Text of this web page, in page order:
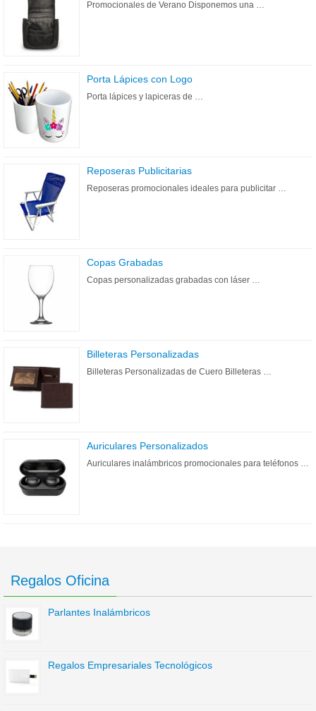
Promocionales de Verano Disponemos una …
Porta Lápices con Logo
Porta lápices y lapiceras de …
Reposeras Publicitarias
Reposeras promocionales ideales para publicitar …
Copas Grabadas
Copas personalizadas grabadas con láser …
Billeteras Personalizadas
Billeteras Personalizadas de Cuero Billeteras …
Auriculares Personalizados
Auriculares inalámbricos promocionales para teléfonos …
Regalos Oficina
Parlantes Inalámbricos
Regalos Empresariales Tecnológicos